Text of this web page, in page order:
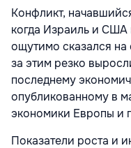
Конфликт,
когда Израиль и
ощутимо сказался
за этим резко
последнему
опубликованному в
экономики Европы и
Показатели роста и